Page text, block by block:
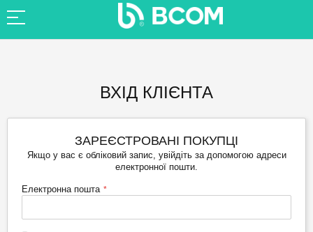
ВХІД КЛІЄНТА
ЗАРЕЄСТРОВАНІ ПОКУПЦІ
Якщо у вас є обліковий запис, увійдіть за допомогою адреси
електронної пошти.
Електронна пошта